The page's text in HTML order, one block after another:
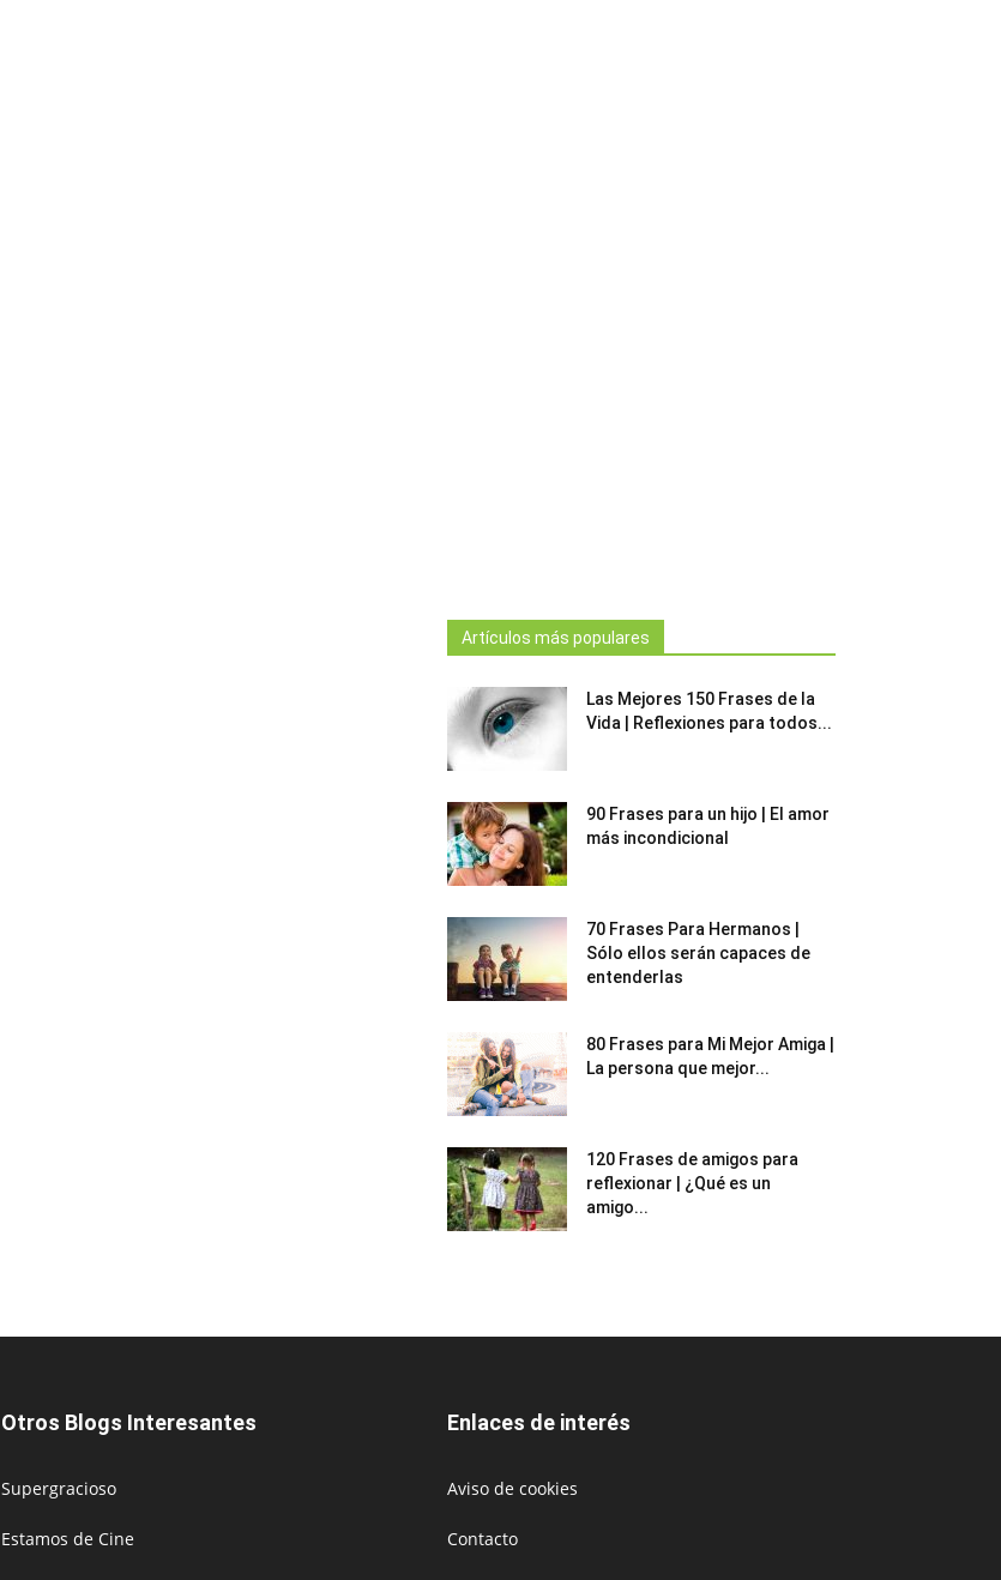
Artículos más populares
Las Mejores 150 Frases de la
Vida | Reflexiones para todos...
90 Frases para un hijo | El amor
más incondicional
70 Frases Para Hermanos |
Sólo ellos serán capaces de
entenderlas
80 Frases para Mi Mejor Amiga |
La persona que mejor...
120 Frases de amigos para
reflexionar | ¿Qué es un
amigo...
Otros Blogs Interesantes
Supergracioso
Estamos de Cine
Enlaces de interés
Aviso de cookies
Contacto